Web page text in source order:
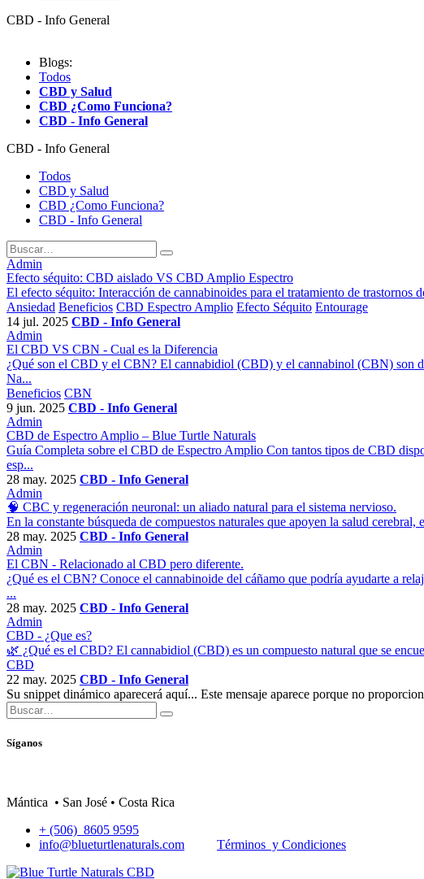
CBD - Info General
Blogs:
Todos
CBD y Salud
CBD ¿Como Funciona?
CBD - Info General
CBD - Info General
Todos
CBD y Salud
CBD ¿Como Funciona?
CBD - Info General
Admin
Efecto séquito: CBD aislado VS CBD Amplio Espectro
El efecto séquito: Interacción de cannabinoides para el tratamiento de
Ansiedad Beneficios CBD Espectro Amplio Efecto Séquito Entourage
14 jul. 2025 CBD - Info General
Admin
El CBD VS CBN - Cual es la Diferencia
¿Qué son el CBD y el CBN? El cannabidiol (CBD) y el cannabinol (CBN) son
Na...
Beneficios CBN
9 jun. 2025 CBD - Info General
Admin
CBD de Espectro Amplio – Blue Turtle Naturals
Guía Completa sobre el CBD de Espectro Amplio Con tantos tipos de CBD
esp...
28 may. 2025 CBD - Info General
Admin
🧠 CBC y regeneración neuronal: un aliado natural para el sistema nervioso.
En la constante búsqueda de compuestos naturales que apoyen la salud
28 may. 2025 CBD - Info General
Admin
El CBN - Relacionado al CBD pero diferente.
¿Qué es el CBN? Conoce el cannabinoide del cáñamo que podría ayudarte a
...
28 may. 2025 CBD - Info General
Admin
CBD - ¿Que es?
🌿 ¿Qué es el CBD? El cannabidiol (CBD) es un compuesto natural que se
CBD
22 may. 2025 CBD - Info General
Su snippet dinámico aparecerá aquí... Este mensaje aparece porque no
Síganos
Mántica • San José • Costa Rica
+ (506) 8605 9595
info@blueturtlenaturals.com
Términos y Condiciones